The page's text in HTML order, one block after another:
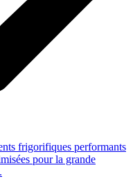
frigorifiques performants
pour la grande